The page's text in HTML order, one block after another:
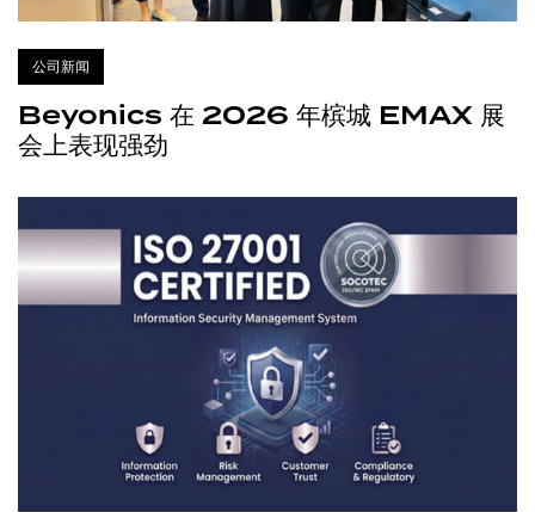
公司新闻
Beyonics 在 2026 年槟城 EMAX 展
会上表现强劲